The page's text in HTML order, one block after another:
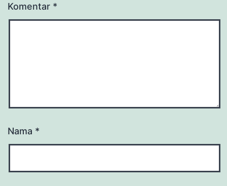
Komentar *
Nama *